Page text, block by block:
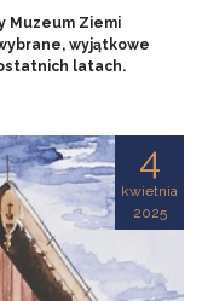
Muzeum Ziemi
wyjątkowe
latach.
4
kwietnia
2025